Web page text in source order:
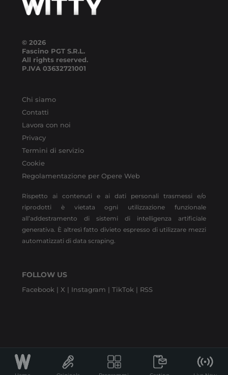
© 2026
Fascino PGT S.R.L.
All rights reserved.
P.IVA 03632721001
Chi siamo
Contatti
Lavora con noi
Privacy
Termini di servizio
Cookie
Regolamentazione per Opere Web
Rispetto ai contenuti e ai dati personali trasmessi e/o
riprodotti è vietata ogni utilizzazione funzionale
all’addestramento di sistemi di intelligenza artificiale
generativa. È altresì fatto divieto espresso di utilizzare mezzi
automatizzati di data scraping.
FOLLOW US
Facebook | X | Instagram | TikTok | RSS